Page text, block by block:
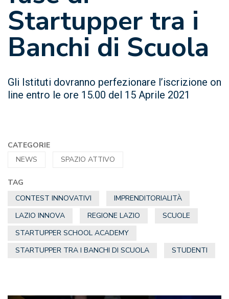
Startupper tra i
Banchi di Scuola
Gli Istituti dovranno perfezionare l’iscrizione on
line entro le ore 15.00 del 15 Aprile 2021
CATEGORIE
NEWS
SPAZIO ATTIVO
TAG
CONTEST INNOVATIVI
IMPRENDITORIALITÀ
LAZIO INNOVA
REGIONE LAZIO
SCUOLE
STARTUPPER SCHOOL ACADEMY
STARTUPPER TRA I BANCHI DI SCUOLA
STUDENTI